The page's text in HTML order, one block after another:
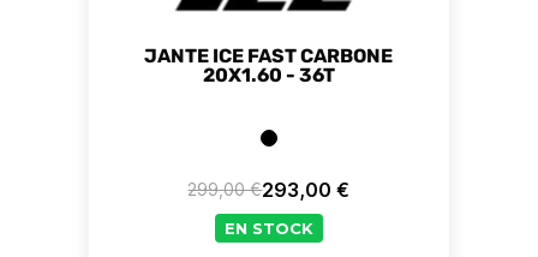
JANTE ICE FAST CARBONE
20X1.60 - 36T
Prix de base
299,00 € Prix
293,00 €
EN STOCK